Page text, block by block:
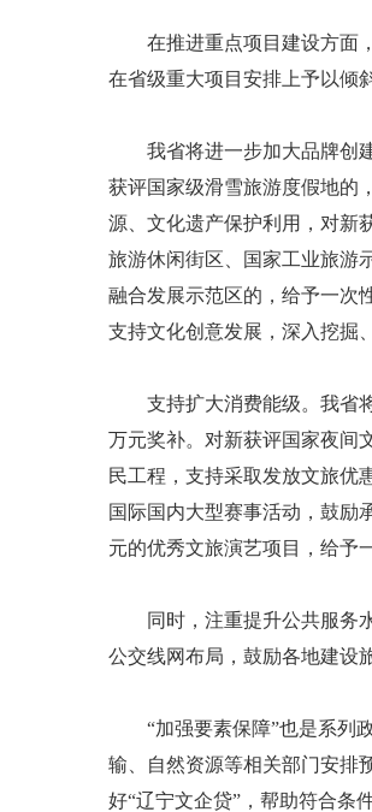
在推进重点项目建设方面，
在省级重大项目安排上予以倾
我省将进一步加大品牌创建
获评国家级滑雪旅游度假地的
源、文化遗产保护利用，对新
旅游休闲街区、国家工业旅游
融合发展示范区的，给予一次
支持文化创意发展，深入挖掘
支持扩大消费能级。我省将
万元奖补。对新获评国家夜间
民工程，支持采取发放文旅优
国际国内大型赛事活动，鼓励
元的优秀文旅演艺项目，给予
同时，注重提升公共服务水
公交线网布局，鼓励各地建设
“加强要素保障”也是系列政
输、自然资源等相关部门安排
好“辽宁文企贷”，帮助符合条